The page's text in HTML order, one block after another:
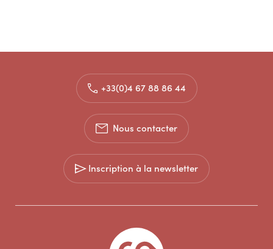
+33(0)4 67 88 86 44
Nous contacter
Inscription à la newsletter